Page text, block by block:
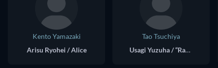
Kento Yamazaki
Arisu Ryohei / Alice
Tao Tsuchiya
Usagi Yuzuha / “Rabbit”